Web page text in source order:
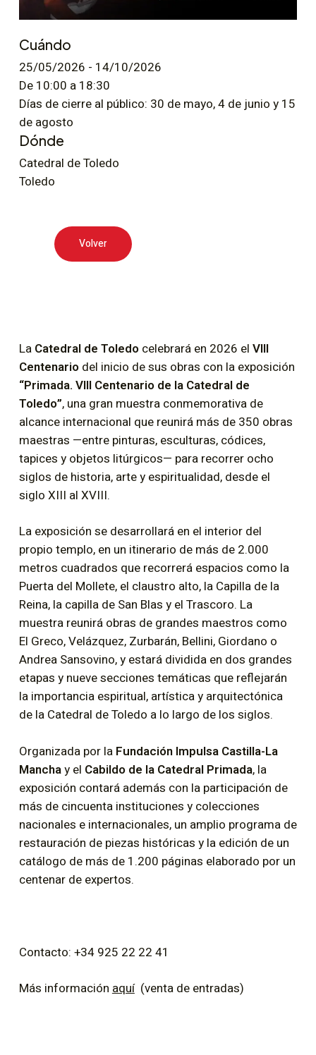
Cuándo
25/05/2026 - 14/10/2026
De 10:00 a 18:30
Días de cierre al público: 30 de mayo, 4 de junio y 15
de agosto
Dónde
Catedral de Toledo
Toledo
Volver
La Catedral de Toledocelebrará en 2026 el VIII
Centenariodel inicio de sus obras con la exposición
“Primada. VIII Centenario de la Catedral de
Toledo”, una gran muestra conmemorativa de
alcance internacional que reunirá más de 350 obras
maestras —entre pinturas, esculturas, códices,
tapices y objetos litúrgicos— para recorrer ocho
siglos de historia, arte y espiritualidad, desde el
siglo XIII al XVIII.
La exposición se desarrollará en el interior del
propio templo, en un itinerario de más de 2.000
metros cuadrados que recorrerá espacios como la
Puerta del Mollete, el claustro alto, la Capilla de la
Reina, la capilla de San Blas y el Trascoro. La
muestra reunirá obras de grandes maestros como
El Greco, Velázquez, Zurbarán, Bellini, Giordano o
Andrea Sansovino, y estará dividida en dos grandes
etapas y nueve secciones temáticas que reflejarán
la importancia espiritual, artística y arquitectónica
de la Catedral de Toledo a lo largo de los siglos.
Organizada por la Fundación Impulsa Castilla-La
Manchay el Cabildo de la Catedral Primada, la
exposición contará además con la participación de
más de cincuenta instituciones y colecciones
nacionales e internacionales, un amplio programa de
restauración de piezas históricas y la edición de un
catálogo de más de 1.200 páginas elaborado por un
centenar de expertos.
Contacto: +34 925 22 22 41
Más informaciónaquí(venta de entradas)